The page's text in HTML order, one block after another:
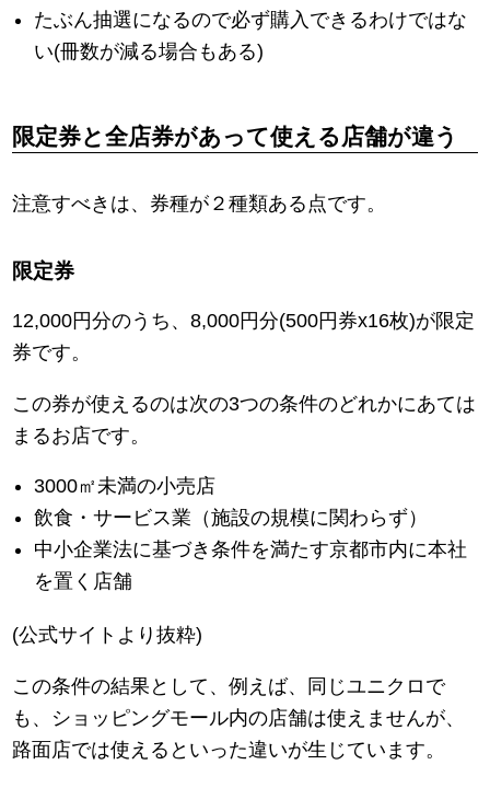
たぶん抽選になるので必ず購入できるわけではな
い(冊数が減る場合もある)
限定券と全店券があって使える店舗が違う
注意すべきは、券種が２種類ある点です。
限定券
12,000円分のうち、8,000円分(500円券x16枚)が限定
券です。
この券が使えるのは次の3つの条件のどれかにあては
まるお店です。
3000㎡未満の小売店
飲食・サービス業（施設の規模に関わらず）
中小企業法に基づき条件を満たす京都市内に本社
を置く店舗
(公式サイトより抜粋)
この条件の結果として、例えば、同じユニクロで
も、ショッピングモール内の店舗は使えませんが、
路面店では使えるといった違いが生じています。